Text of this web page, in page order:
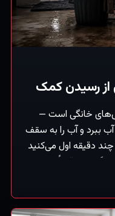
از رسیدن کمک
خانگی است —
آب ببرد و آب را به سقف
دقیقه اول می‌کنید
دقیقاً این کارها